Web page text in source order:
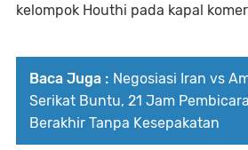
kelompok Houthi pada kapal
Baca Juga : Negosiasi Iran vs
Serikat Buntu, 21 Jam
Berakhir Tanpa Kesepakatan